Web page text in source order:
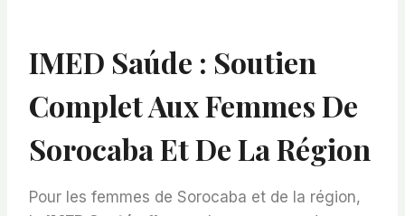
IMED Saúde : Soutien
Complet Aux Femmes De
Sorocaba Et De La Région
Pour les femmes de Sorocaba et de la région,